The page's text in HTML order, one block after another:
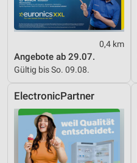
0,4 km
Angebote ab 29.07.
Gültig bis So. 09.08.
ElectronicPartner